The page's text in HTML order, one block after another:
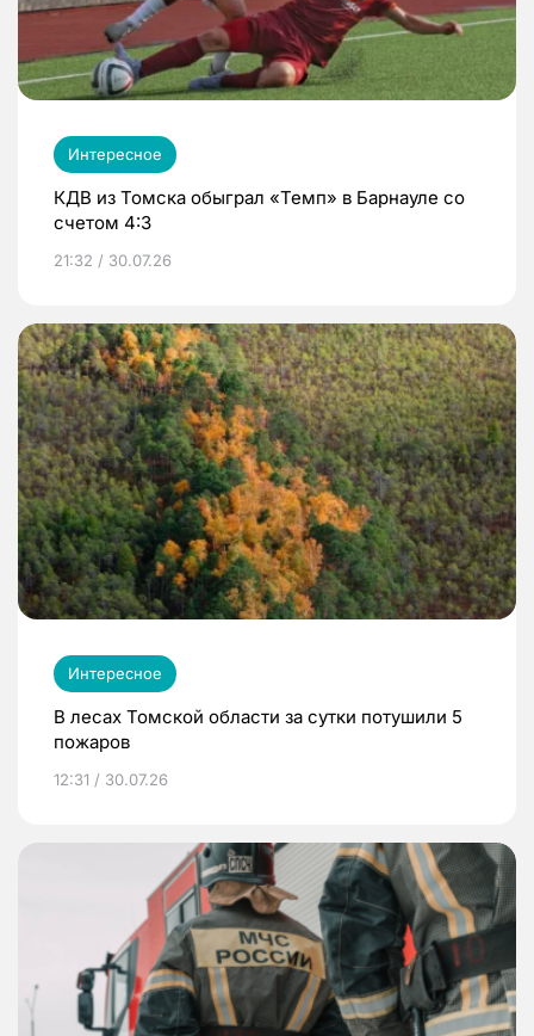
Интересное
КДВ из Томска обыграл «Темп» в Барнауле со
счетом 4:3
21:32 / 30.07.26
Интересное
В лесах Томской области за сутки потушили 5
пожаров
12:31 / 30.07.26